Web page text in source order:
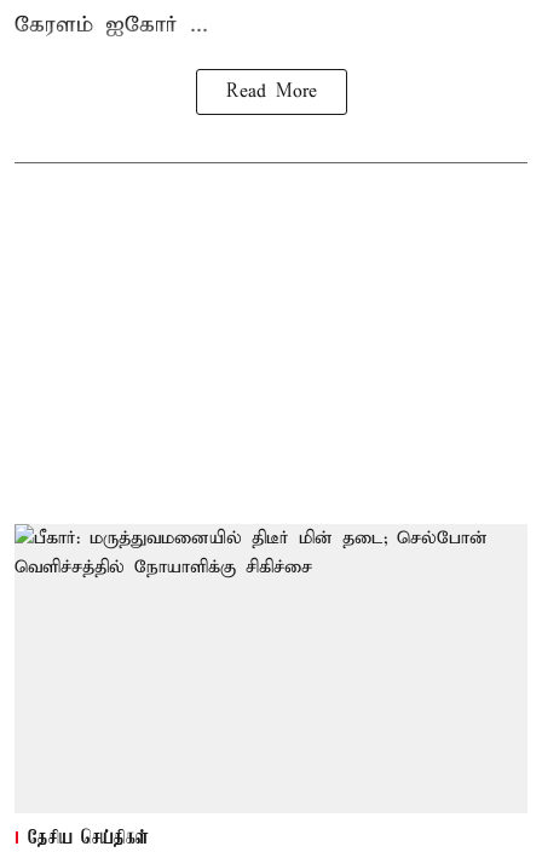
கேரளம் ஐகோர் ...
Read More
தேசிய செய்திகள்